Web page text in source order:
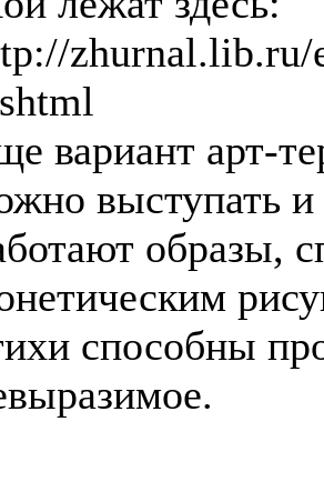
zhurnal.lib.ru/
вариант арт-
выступать
образы,
способны